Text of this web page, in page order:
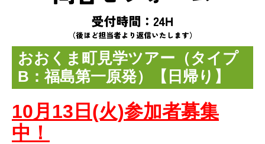
不動産利活用支援事業とは？
不動産登録を希望
利用者登録を希望
登録不動産一覧
不動産利活用_Q&A
除草剤散布を希望
不動産セミナー
おおくま町見学ツアー（タイプ
B：福島第一原発）【日帰り】
10月13日(火)参加者募集
中！